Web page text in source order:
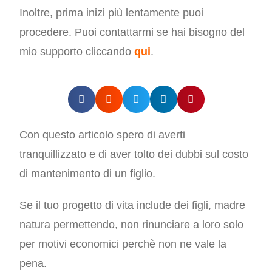
Inoltre, prima inizi più lentamente puoi
procedere. Puoi contattarmi se hai bisogno del
mio supporto cliccandoqui.
Con questo articolo spero di averti
tranquillizzato e di aver tolto dei dubbi sul costo
di mantenimento di un figlio.
Se il tuo progetto di vita include dei figli, madre
natura permettendo, non rinunciare a loro solo
per motivi economici perchè non ne vale la
pena.